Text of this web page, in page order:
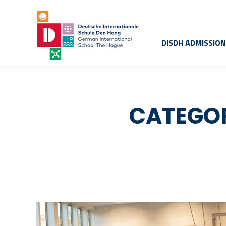
DISDH